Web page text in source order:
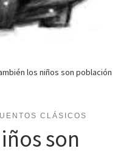
los niños son población
CLÁSICOS
son